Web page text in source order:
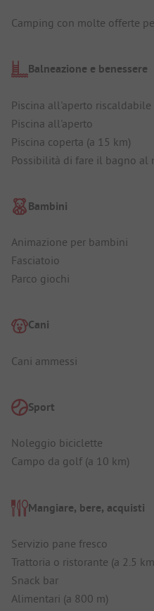
Camping con molte offerte
Balneazione e benessere
Piscina all'aperto riscaldabile
Piscina all'aperto
Piscina coperta (a 15 km)
Possibilità di fare il bagno al
Bambini
Animazione per bambini
Fasciatoio
Parco giochi
Cani
Cani ammessi
Sport
Noleggio biciclette
Campo da golf (a 10 km)
Mangiare, bere, acquisti
Servizio pane fresco
Trattoria o ristorante (a 2.5
Snack bar
Alimentari (a 800 m)